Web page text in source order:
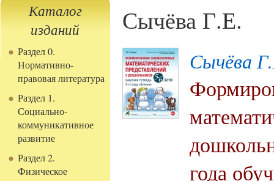
Каталог
изданий
Раздел 0.
Нормативно-
правовая литература
Раздел 1.
Социально-
коммуникативное
развитие
Раздел 2.
Физическое
Сычёва Г.Е.
Сычёва
года